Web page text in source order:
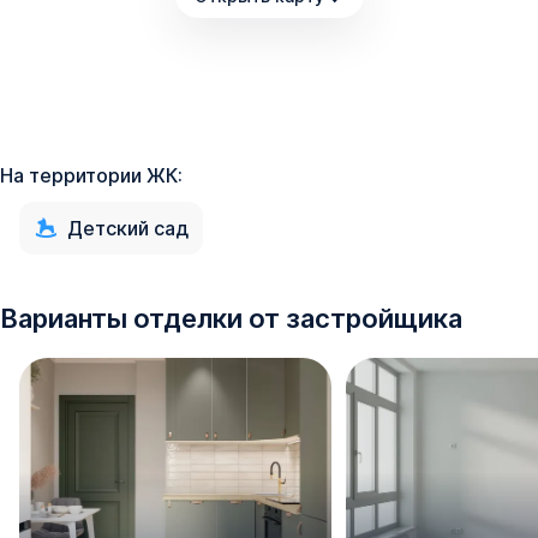
отличное место для дневных и вечерних прогулок! Парк
Здесь высокая транспортная доступность. Ближайшая
остановка «Вересаева», откуда можно уехать на 63, 82,
84 маршруте. Крупнейшая транспортная развязка с
большим количеством маршрутов - пр-т 40-летия
Победы находится в 20 минутах пешком. Путь на
личном авто до ТЦ «Мега» без пробок займет примерно
12 минут, а до центра города - всего лишь 15 минут.
На территории ЖК:
Детский сад
Варианты отделки от застройщика